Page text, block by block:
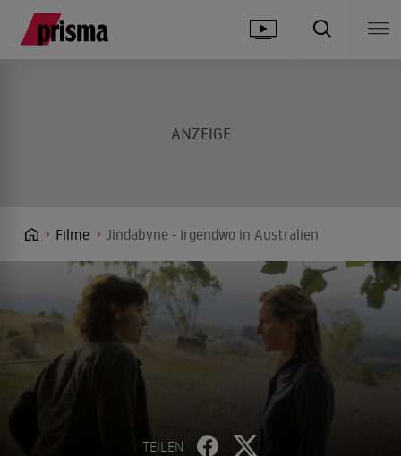
Filme Jindabyne - Irgendwo in Australien
TEILEN